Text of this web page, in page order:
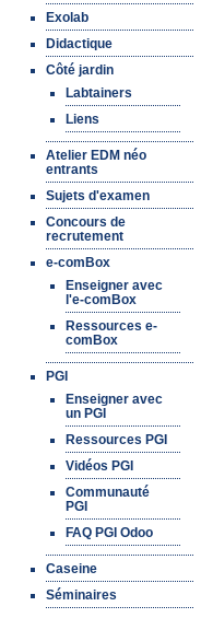
Exolab
Didactique
Côté jardin
Labtainers
Liens
Atelier EDM néo
entrants
Sujets d'examen
Concours de
recrutement
e-comBox
Enseigner avec
l'e-comBox
Ressources e-
comBox
PGI
Enseigner avec
un PGI
Ressources PGI
Vidéos PGI
Communauté
PGI
FAQ PGI Odoo
Caseine
Séminaires